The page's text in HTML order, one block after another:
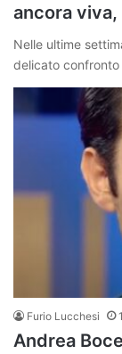
ancora
Nelle ultime
delicato
Furio Lucchesi
Andrea